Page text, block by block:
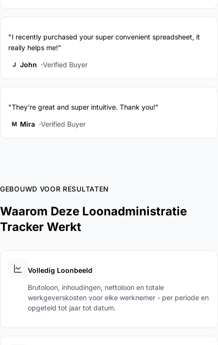
"I recently purchased your super convenient spreadsheet, it
really helps me!"
J John Verified Buyer
"They're great and super intuitive. Thank you!"
M Mira Verified Buyer
GEBOUWD VOOR RESULTATEN
Waarom Deze Loonadministratie
Tracker Werkt
Volledig Loonbeeld
Brutoloon, inhoudingen, nettoloon en totale
werkgeverskosten voor elke werknemer - per periode en
opgeteld tot jaar tot datum.